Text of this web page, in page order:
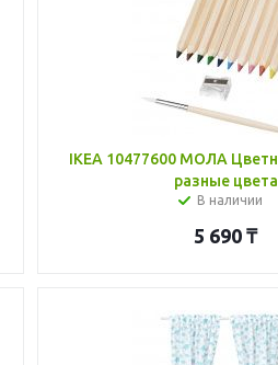
IKEA 10477600 МОЛА
разные цвета
В наличии
5 690 ₸